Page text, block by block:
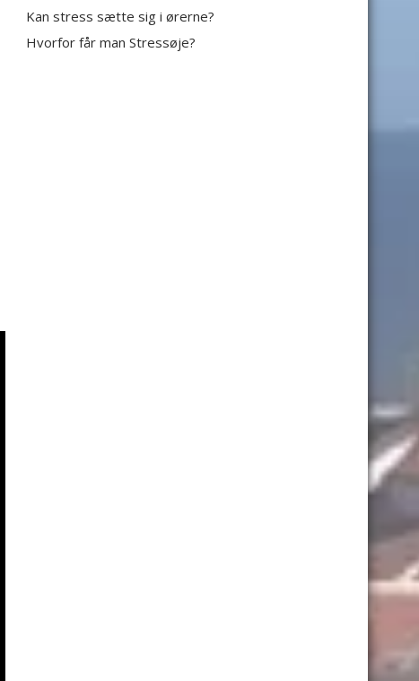
Kan stress sætte sig i ørerne?
Hvorfor får man Stressøje?